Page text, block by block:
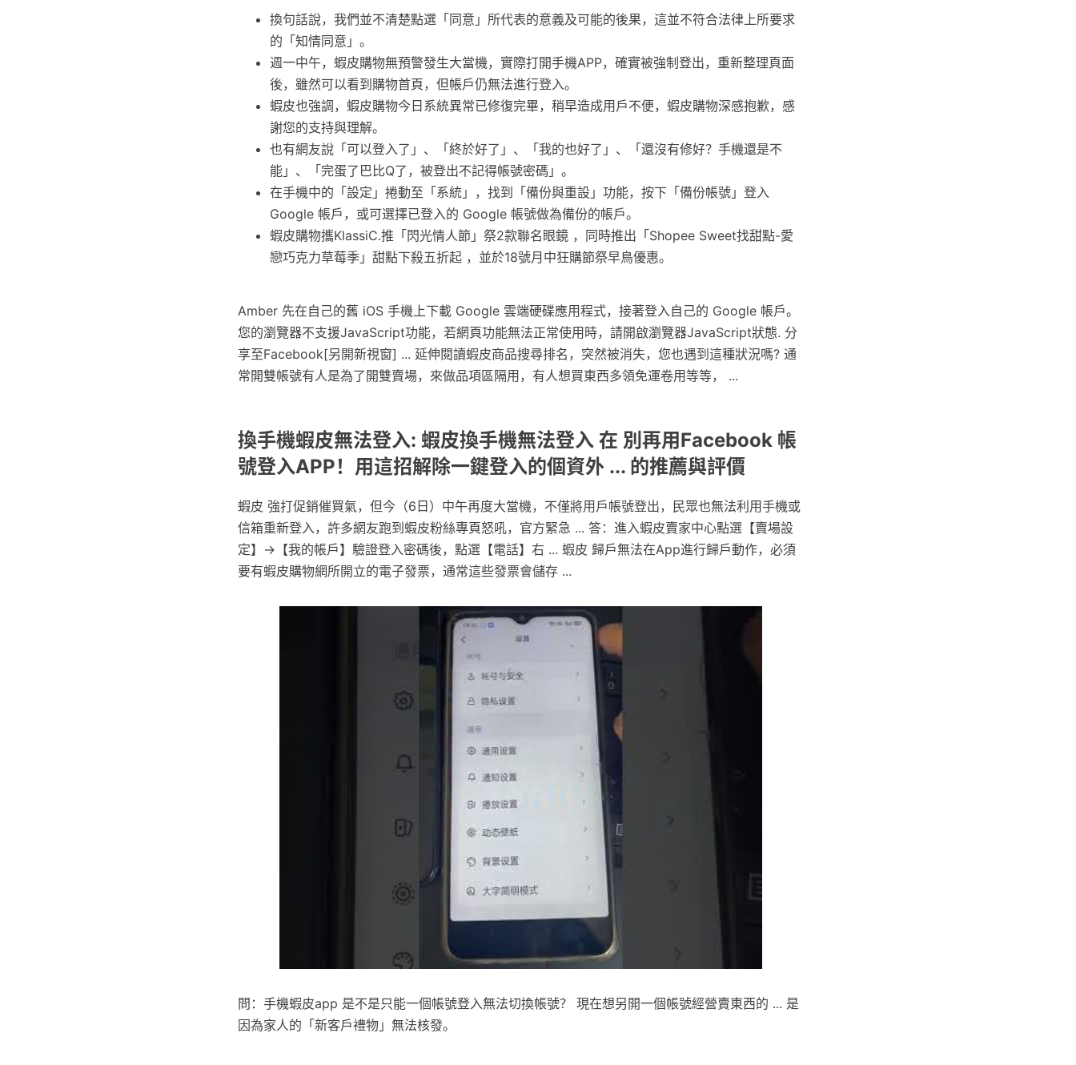
換句話說，我們並不清楚點選「同意」所代表的意義及可能的後果，這並不符合法律上所要求
的「知情同意」。
週一中午，蝦皮購物無預警發生大當機，實際打開手機APP，確實被強制登出，重新整理頁面
後，雖然可以看到購物首頁，但帳戶仍無法進行登入。
蝦皮也強調，蝦皮購物今日系統異常已修復完畢，稍早造成用戶不便，蝦皮購物深感抱歉，感
謝您的支持與理解。
也有網友說「可以登入了」、「終於好了」、「我的也好了」、「還沒有修好？手機還是不
能」、「完蛋了巴比Q了，被登出不記得帳號密碼」。
在手機中的「設定」捲動至「系統」，找到「備份與重設」功能，按下「備份帳號」登入
Google 帳戶，或可選擇已登入的 Google 帳號做為備份的帳戶。
蝦皮購物攜KlassiC.推「閃光情人節」祭2款聯名眼鏡 ，同時推出「Shopee Sweet找甜點-愛
戀巧克力草莓季」甜點下殺五折起 ，並於18號月中狂購節祭早鳥優惠。
Amber 先在自己的舊 iOS 手機上下載 Google 雲端硬碟應用程式，接著登入自己的 Google 帳戶。
您的瀏覽器不支援JavaScript功能，若網頁功能無法正常使用時，請開啟瀏覽器JavaScript狀態. 分
享至Facebook[另開新視窗] ... 延伸閱讀蝦皮商品搜尋排名，突然被消失，您也遇到這種狀況嗎? 通
常開雙帳號有人是為了開雙賣場，來做品項區隔用，有人想買東西多領免運卷用等等， ...
換手機蝦皮無法登入: 蝦皮換手機無法登入 在 別再用Facebook 帳
號登入APP！用這招解除一鍵登入的個資外 ... 的推薦與評價
蝦皮 強打促銷催買氣，但今（6日）中午再度大當機，不僅將用戶帳號登出，民眾也無法利用手機或
信箱重新登入，許多網友跑到蝦皮粉絲專頁怒吼，官方緊急 ... 答：進入蝦皮賣家中心點選【賣場設
定】→【我的帳戶】驗證登入密碼後，點選【電話】右 ... 蝦皮 歸戶無法在App進行歸戶動作，必須
要有蝦皮購物網所開立的電子發票，通常這些發票會儲存 ...
問：手機蝦皮app 是不是只能一個帳號登入無法切換帳號？ 現在想另開一個帳號經營賣東西的 ... 是
因為家人的「新客戶禮物」無法核發。